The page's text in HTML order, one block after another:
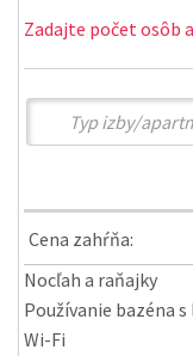
Zadajte počet osôb
Cena zahŕňa:
Nocľah a raňajky
Používanie bazéna
Wi-Fi